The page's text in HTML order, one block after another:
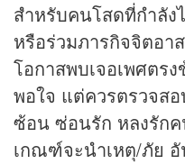
สำหรับคนโสดที่กำลัง
หรือร่วมภารกิจจิตอา
โอกาสพบเจอเพศตร
พอใจ แต่ควรตรวจสอ
ซ้อน ซ่อนรัก หลงรัก
เกณฑ์จะนำเหตุ/ภัย